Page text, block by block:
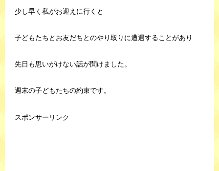
少し早く私がお迎えに行くと
子どもたちとお友だちとのやり取りに遭遇することがあり
先日も思いがけない話が聞けました。
週末の子どもたちの約束です。
スポンサーリンク